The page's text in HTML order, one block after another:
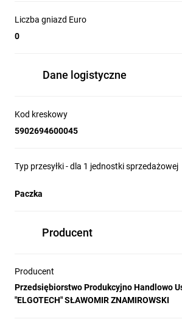
Liczba gniazd Euro
0
Dane logistyczne
Kod kreskowy
5902694600045
Typ przesyłki - dla 1 jednostki sprzedażowej
Paczka
Producent
Producent
Przedsiębiorstwo Produkcyjno Handlowo
"ELGOTECH" SŁAWOMIR ZNAMIROWSKI